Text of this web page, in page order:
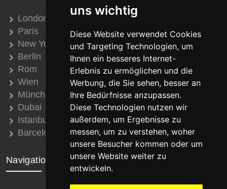
uns wichtig
Diese Website verwendet Cookies
und Targeting Technologien, um
Ihnen ein besseres Internet-
Erlebnis zu ermöglichen und die
Werbung, die Sie sehen, besser an
Ihre Bedürfnisse anzupassen.
Diese Technologien nutzen wir
außerdem, um Ergebnisse zu
messen, um zu verstehen, woher
unsere Besucher kommen oder um
unsere Website weiter zu
entwickeln.
London
Paris
New York
Berlin
Rom
Wien
München
Dubai
Istanbul
Barcelona
Navigation